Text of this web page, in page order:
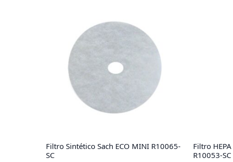
Filtro Sintético Sach ECO MINI R10065-
SC
Filtro
R10053-SC